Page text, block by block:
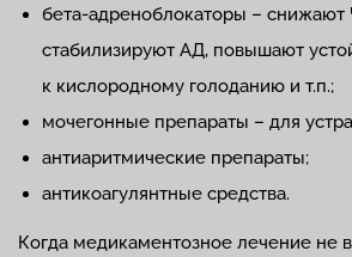
бета-адреноблокаторы – снижают
стабилизируют АД, повышают
к кислородному голоданию и т.п.;
мочегонные препараты – для
антиаритмические препараты;
антикоагулянтные средства.
Когда медикаментозное лечение не